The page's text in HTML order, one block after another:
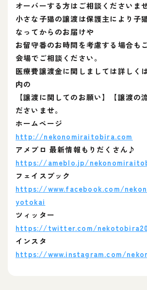
オーバーする方はご相談くださいませ
小さな子猫の譲渡は保護主により子
なってからのお届けや
お留守番のお時間を考慮する場合も
会場でご相談ください。
医療費譲渡金に関しましては詳しく
内の
【譲渡に関してのお願い】【譲渡の
ださいませ。
ホームページ
http://nekonomiraitobira.com
アメブロ 最新情報もりだくさん♪
https://ameblo.jp/
フェイスブック
https://www.facebook.com/
yotokai
ツィッター
https://twitter.com/
インスタ
https://www.instagram.com/